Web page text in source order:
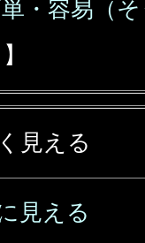
・容易（
】
見える
見える